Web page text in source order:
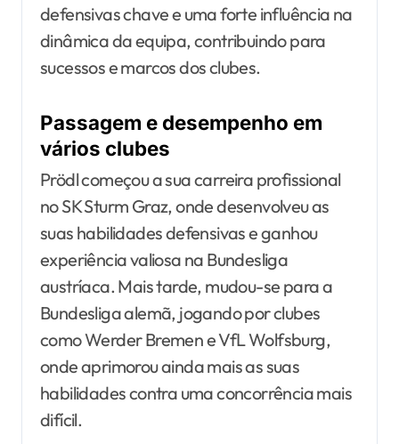
defensivas chave e uma forte influência na
dinâmica da equipa, contribuindo para
sucessos e marcos dos clubes.
Passagem e desempenho em
vários clubes
Prödl começou a sua carreira profissional
no SK Sturm Graz, onde desenvolveu as
suas habilidades defensivas e ganhou
experiência valiosa na Bundesliga
austríaca. Mais tarde, mudou-se para a
Bundesliga alemã, jogando por clubes
como Werder Bremen e VfL Wolfsburg,
onde aprimorou ainda mais as suas
habilidades contra uma concorrência mais
difícil.